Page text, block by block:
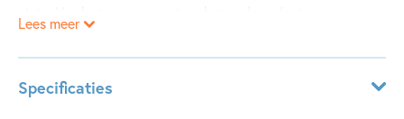
verwondering om in wanhoop of in groot geluk. Wat
verandert er veel in zo’n korte tijd – een jaar vol emoties,
gevangen in een ontroerend poëzie-prentenboek.
Lees meer
Specificaties